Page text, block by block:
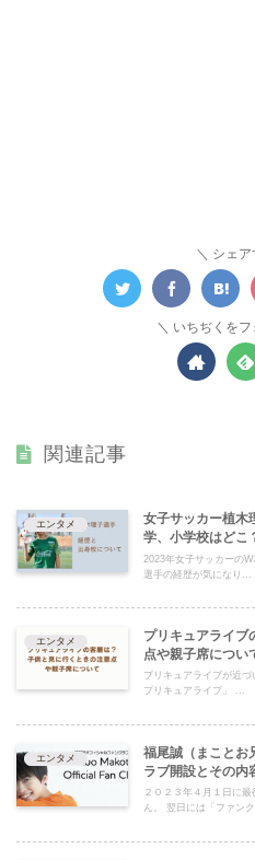
シェア
いちぢくを
関連記事
エンタメ
女子サッカー植木
学、小学校はどこ
2023年女子サッカーの
選手の経歴が気になり...
エンタメ
プリキュアライブ
点や親子席につい
プリキュアライブが近
プリキュアライブ」 ...
エンタメ
福尾誠（まことお
ラブ開設とその内
２０２３年４月１日に最
ん。 翌日には「ファン